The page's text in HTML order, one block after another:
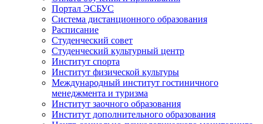
Портал ЭСБУС
Система дистанционного образования
Расписание
Студенческий совет
Студенческий культурный центр
Институт спорта
Институт физической культуры
Международный институт гостиничного
менеджмента и туризма
Институт заочного образования
Институт дополнительного образования